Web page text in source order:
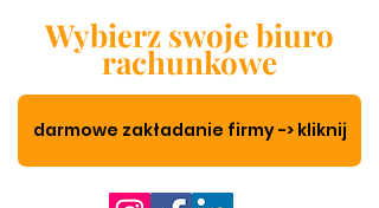
Wybierz swoje biuro
rachunkowe
darmowe zakładanie firmy -> kliknij